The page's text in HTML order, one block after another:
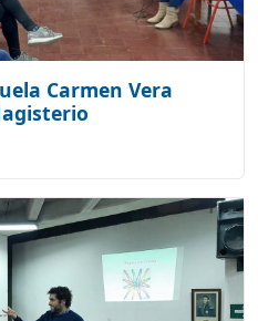
Carmen Vera